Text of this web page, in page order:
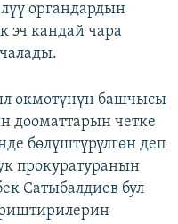
органдардын
эч кандай чара
өкмөтүнүн башчысы
дооматтарын четке
бөлүштүрүлгөн деп
прокуратуранын
Сатыбалдиев бул